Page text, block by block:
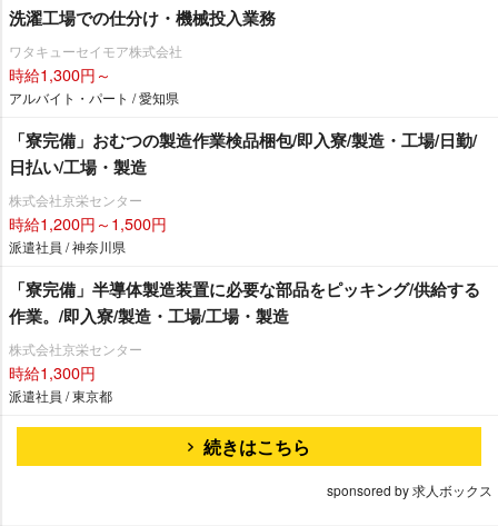
洗濯工場での仕分け・機械投入業務
ワタキューセイモア株式会社
時給1,300円～
アルバイト・パート / 愛知県
「寮完備」おむつの製造作業検品梱包/即入寮/製造・工場/日勤/
日払い/工場・製造
株式会社京栄センター
時給1,200円～1,500円
派遣社員 / 神奈川県
「寮完備」半導体製造装置に必要な部品をピッキング/供給する
作業。/即入寮/製造・工場/工場・製造
株式会社京栄センター
時給1,300円
派遣社員 / 東京都
続きはこちら
sponsored by 求人ボックス